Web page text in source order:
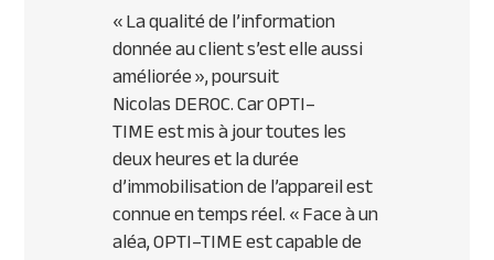
« La qualité de l’information
donnée au client s’est elle aussi
améliorée », poursuit
NicolasDEROC. CarOPTI–
TIMEest mis à jour toutes les
deux heures et la durée
d’immobilisation de l’appareil est
connue en temps réel.« Face à un
aléa,OPTI–TIMEest capable de